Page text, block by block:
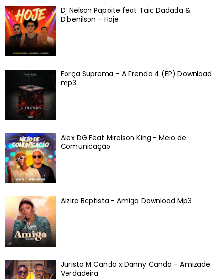
Dj Nelson Papoite feat Taio Dadada &
D'benilson - Hoje
Força Suprema - A Prenda 4 (EP) Download
mp3
Alex DG Feat Mirelson King - Meio de
Comunicação
Alzira Baptista - Amiga Download Mp3
Jurista M Canda x Danny Canda – Amizade
Verdadeira